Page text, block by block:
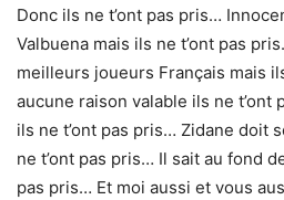
Donc ils ne t’ont pas pris…
Valbuena mais ils ne t’ont pas
meilleurs joueurs Français mais
aucune raison valable ils ne
ils ne t’ont pas pris… Zidane doit
ne t’ont pas pris… Il sait au fond
pas pris… Et moi aussi et vous